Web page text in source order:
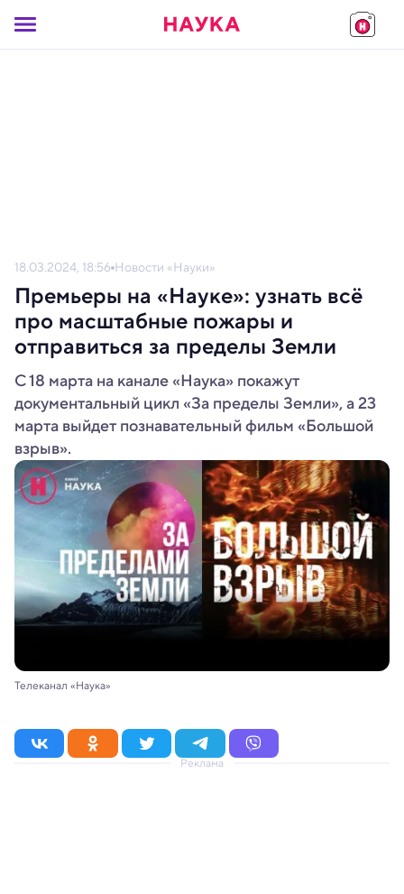
18.03.2024, 18:56 Новости «Науки»
Премьеры на «Науке»: узнать всё
про масштабные пожары и
отправиться за пределы Земли
С 18 марта на канале «Наука» покажут
документальный цикл «За пределы Земли», а 23
марта выйдет познавательный фильм «Большой
взрыв».
Телеканал «Наука»
Реклама